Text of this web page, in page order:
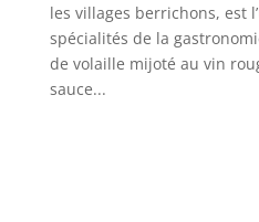
les villages berrichons, est
spécialités de la
de volaille mijoté au vin
sauce...